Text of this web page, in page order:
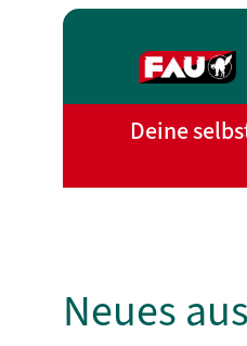
Deine
Neues